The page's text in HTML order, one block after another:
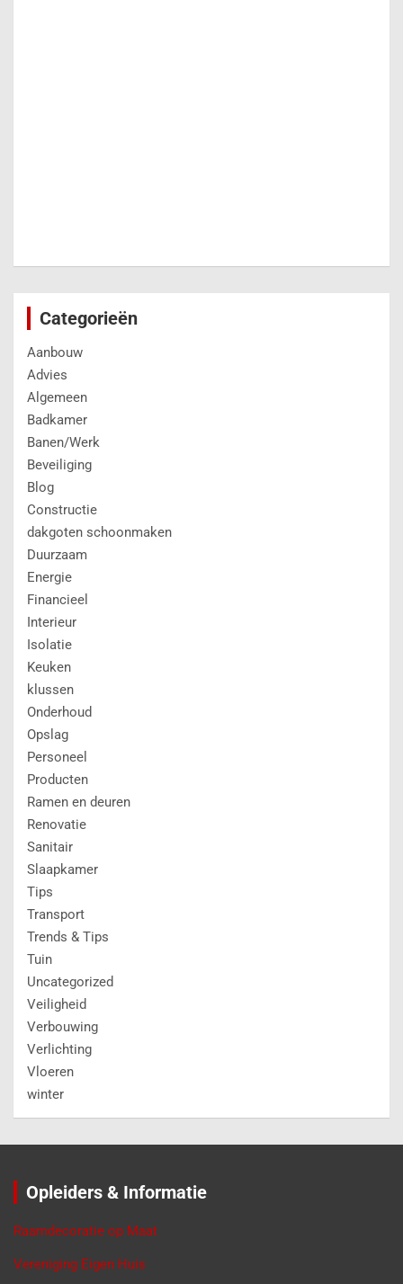
Categorieën
Aanbouw
Advies
Algemeen
Badkamer
Banen/Werk
Beveiliging
Blog
Constructie
dakgoten schoonmaken
Duurzaam
Energie
Financieel
Interieur
Isolatie
Keuken
klussen
Onderhoud
Opslag
Personeel
Producten
Ramen en deuren
Renovatie
Sanitair
Slaapkamer
Tips
Transport
Trends & Tips
Tuin
Uncategorized
Veiligheid
Verbouwing
Verlichting
Vloeren
winter
Opleiders & Informatie
Raamdecoratie op Maat
Vereniging Eigen Huis